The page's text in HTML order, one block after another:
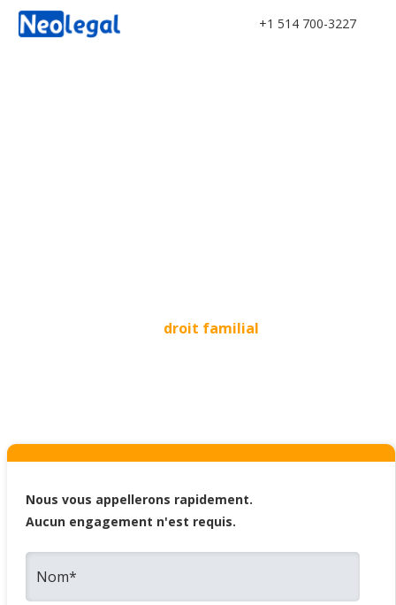
+1 514 700-3227
droit familial
Nous vous appellerons rapidement.
Aucun engagement n'est requis.